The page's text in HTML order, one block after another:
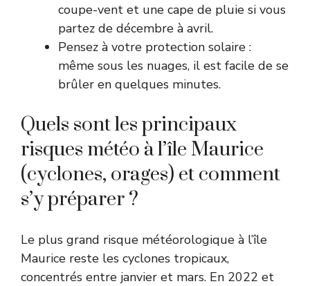
coupe-vent et une cape de pluie si vous
partez de décembre à avril.
Pensez à votre protection solaire :
même sous les nuages, il est facile de se
brûler en quelques minutes.
Quels sont les principaux
risques météo à l’île Maurice
(cyclones, orages) et comment
s’y préparer ?
Le plus grand risque météorologique à l’île
Maurice reste les cyclones tropicaux,
concentrés entre janvier et mars. En 2022 et